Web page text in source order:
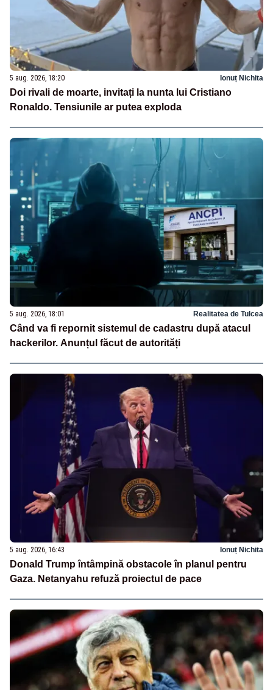
5 aug. 2026, 18:20 Ionuț Nichita
Doi rivali de moarte, invitați la nunta lui Cristiano
Ronaldo. Tensiunile ar putea exploda
5 aug. 2026, 18:01 Realitatea de Tulcea
Când va fi repornit sistemul de cadastru după atacul
hackerilor. Anunțul făcut de autorități
5 aug. 2026, 16:43 Ionuț Nichita
Donald Trump întâmpină obstacole în planul pentru
Gaza. Netanyahu refuză proiectul de pace